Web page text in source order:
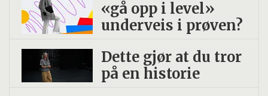
«gå opp i level»
underveis i prøven?
Dette gjør at du tror
på en historie